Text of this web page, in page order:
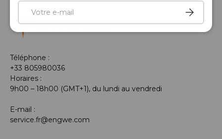
E-mail S’inscrire
Téléphone :
+33 805980036
Horaires :
9h00 – 18h00 (GMT+1), du lundi au vendredi
E-mail :
service.fr@engwe.com